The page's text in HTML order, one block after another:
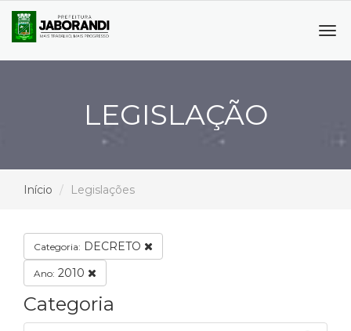
LEGISLAÇÃO
Início Legislações
Categoria: DECRETO
Ano: 2010
Categoria